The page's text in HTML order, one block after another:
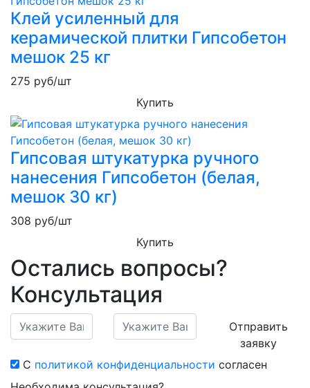
Клей усиленный для
керамической плитки Гипсобетон
мешок 25 кг
275 руб/шт
Купить
Гипсовая штукатурка ручного
нанесения Гипсобетон (белая,
мешок 30 кг)
308 руб/шт
Купить
Остались вопросы?
Консультация
Отправить
заявку
С политикой конфиденциальности согласен